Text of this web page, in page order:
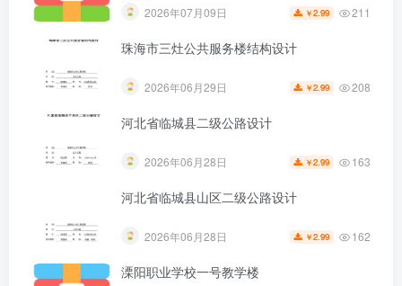
2026年07月09日 ￥2.99 211
珠海市三灶公共服务楼结构设计
2026年06月29日 ￥2.99 208
河北省临城县二级公路设计
2026年06月28日 ￥2.99 163
河北省临城县山区二级公路设计
2026年06月28日 ￥2.99 162
溧阳职业学校一号教学楼